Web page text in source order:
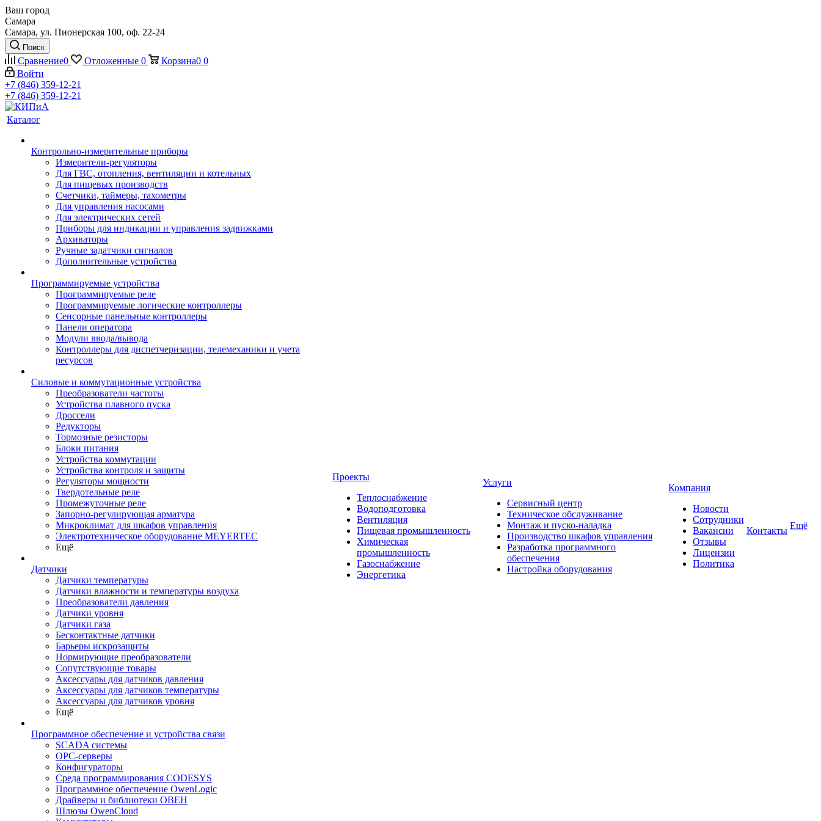
Ваш город
Самара
Самара, ул. Пионерская 100, оф. 22-24
Поиск
Сравнение0 Отложенные 0 Корзина0 0
Войти
+7 (846) 359-12-21
+7 (846) 359-12-21
Каталог
Контрольно-измерительные приборы
Измерители-регуляторы
Для ГВС, отопления, вентиляции и котельных
Для пищевых производств
Счетчики, таймеры, тахометры
Для управления насосами
Для электрических сетей
Приборы для индикации и управления задвижками
Архиваторы
Ручные задатчики сигналов
Дополнительные устройства
Программируемые устройства
Программируемые реле
Программируемые логические контроллеры
Сенсорные панельные контроллеры
Панели оператора
Модули ввода/вывода
Контроллеры для диспетчеризации, телемеханики и учета
ресурсов
Силовые и коммутационные устройства
Преобразователи частоты
Устройства плавного пуска
Дроссели
Редукторы
Тормозные резисторы
Блоки питания
Устройства коммутации
Устройства контроля и защиты
Регуляторы мощности
Твердотельные реле
Промежуточные реле
Запорно-регулирующая арматура
Микроклимат для шкафов управления
Электротехническое оборудование MEYERTEC
Ещё
Датчики
Датчики температуры
Датчики влажности и температуры воздуха
Преобразователи давления
Датчики уровня
Датчики газа
Бесконтактные датчики
Барьеры искрозащиты
Нормирующие преобразователи
Сопутствующие товары
Аксессуары для датчиков давления
Аксессуары для датчиков температуры
Аксессуары для датчиков уровня
Ещё
Программное обеспечение и устройства связи
SCADA системы
OPC-серверы
Конфигураторы
Среда программирования CODESYS
Программное обеспечение OwenLogic
Драйверы и библиотеки ОВЕН
Шлюзы OwenCloud
Проекты
Теплоснабжение
Водоподготовка
Вентиляция
Пищевая промышленность
Химическая
промышленность
Газоснабжение
Энергетика
Услуги
Сервисный центр
Техническое обслуживание
Монтаж и пуско-наладка
Производство шкафов управления
Разработка программного
обеспечения
Настройка оборудования
Компания
Новости
Сотрудники
Вакансии
Отзывы
Лицензии
Политика
Контакты Ещё